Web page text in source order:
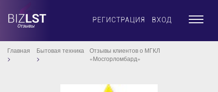
РЕГИСТРАЦИЯ ВХОД ×
Главная Бытовая техника
Отзывы клиентов о МГКЛ
«Мосгорломбард»